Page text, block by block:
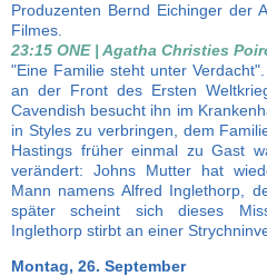
Produzenten Bernd Eichinger der
Filmes.
23:15 ONE | Agatha Christies
"Eine Familie steht unter
an der Front des Ersten
Cavendish besucht ihn im
in Styles zu verbringen, dem
Hastings früher einmal zu Gast
verändert: Johns Mutter hat
Mann namens Alfred Inglethorp,
später scheint sich dieses
Inglethorp stirbt an einer
Montag, 26. September